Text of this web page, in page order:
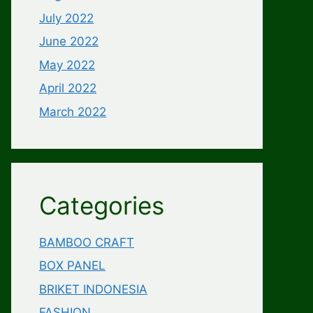
July 2022
June 2022
May 2022
April 2022
March 2022
Categories
BAMBOO CRAFT
BOX PANEL
BRIKET INDONESIA